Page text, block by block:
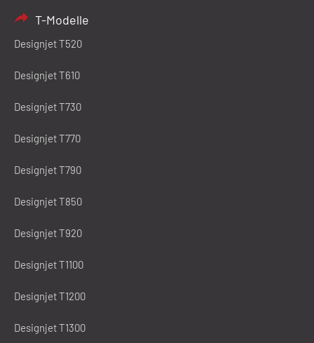
T-Modelle
Designjet T520
Designjet T610
Designjet T730
Designjet T770
Designjet T790
Designjet T850
Designjet T920
Designjet T1100
Designjet T1200
Designjet T1300